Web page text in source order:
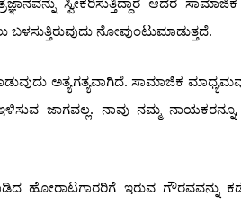
ನೋವುಂಟುಮಾಡುತ್ತದೆ.
ಅತ್ಯಗತ್ಯವಾಗಿದೆ. ಸಾಮಾಜಿಕ
ಜಾಗವಲ್ಲ. ನಾವು ನಮ್ಮ ನಾಯಕರನ್ನೂ,
ಹೋರಾಟಗಾರರಿಗೆ ಇರುವ